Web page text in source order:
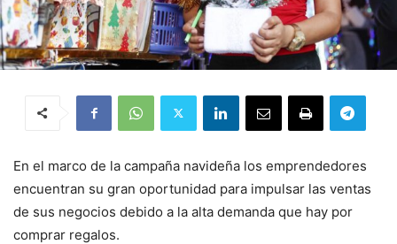
En el marco de la campaña navideña los emprendedores
encuentran su gran oportunidad para impulsar las ventas
de sus negocios debido a la alta demanda que hay por
comprar regalos.